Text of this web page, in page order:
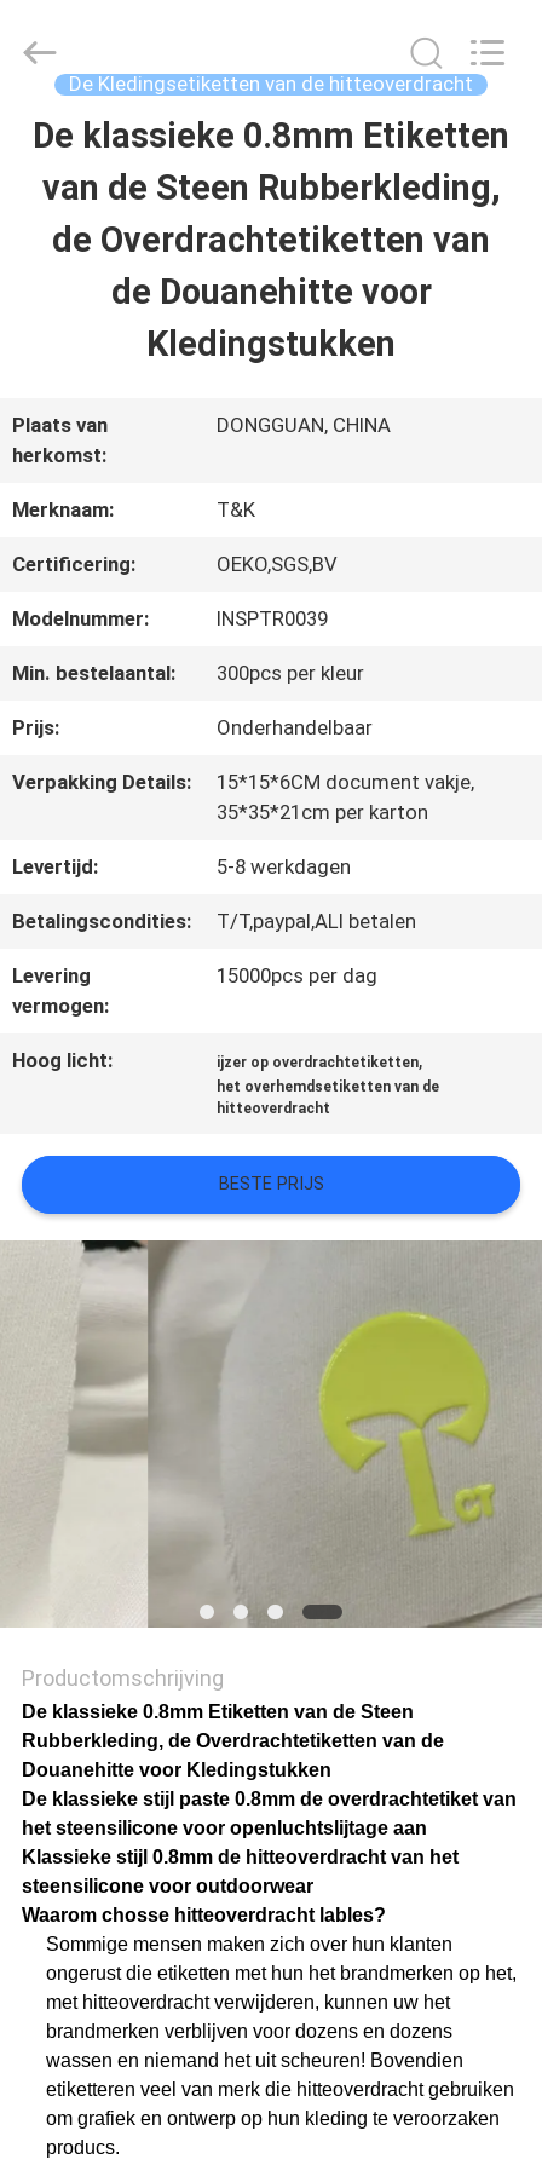
THUIS
PRODUCTEN
FABRIEKSREIS
CONTACTEER
ONS
NIEUWS
ALLE
GEVALLEN
VR
SHOW
PRIVACYBELEID
Accessories
Co.,Ltd.
Reserved.
De Kledingsetiketten van de hitteoverdracht
De klassieke 0.8mm Etiketten
van de Steen Rubberkleding,
de Overdrachtetiketten van
de Douanehitte voor
Kledingstukken
Plaats van
herkomst:
DONGGUAN, CHINA
Merknaam: T&K
Certificering: OEKO,SGS,BV
Modelnummer: INSPTR0039
Min. bestelaantal: 300pcs per kleur
Prijs: Onderhandelbaar
Verpakking Details:
15*15*6CM document vakje,
35*35*21cm per karton
Levertijd: 5-8 werkdagen
Betalingscondities: T/T,paypal,ALI betalen
Levering
vermogen:
15000pcs per dag
Hoog licht: ijzer op overdrachtetiketten,
het overhemdsetiketten van de
hitteoverdracht
BESTE PRIJS
Productomschrijving
De klassieke 0.8mm Etiketten van de Steen
Rubberkleding, de Overdrachtetiketten van de
Douanehitte voor Kledingstukken
De klassieke stijl paste 0.8mm de overdrachtetiket van
het steensilicone voor openluchtslijtage aan
Klassieke stijl 0.8mm de hitteoverdracht van het
steensilicone voor outdoorwear
Waarom chosse hitteoverdracht lables?
Sommige mensen maken zich over hun klanten
ongerust die etiketten met hun het brandmerken op het,
met hitteoverdracht verwijderen, kunnen uw het
brandmerken verblijven voor dozens en dozens
wassen en niemand het uit scheuren! Bovendien
etiketteren veel van merk die hitteoverdracht gebruiken
om grafiek en ontwerp op hun kleding te veroorzaken
producs.